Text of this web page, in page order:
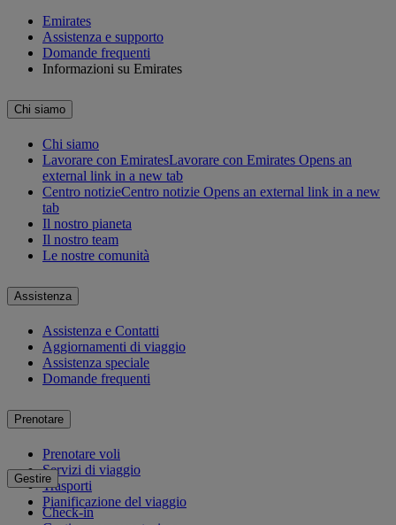
Emirates
Assistenza e supporto
Domande frequenti
Informazioni su Emirates
Chi siamo
Chi siamo
Lavorare con EmiratesLavorare con Emirates Opens an
external link in a new tab
Centro notizieCentro notizie Opens an external link in a new
tab
Il nostro pianeta
Il nostro team
Le nostre comunità
Assistenza
Assistenza e Contatti
Aggiornamenti di viaggio
Assistenza speciale
Domande frequenti
Prenotare
Prenotare voli
Servizi di viaggio
Trasporti
Pianificazione del viaggio
Gestire
Check-in